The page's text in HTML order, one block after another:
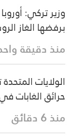
وزير تركي:
برفضها الغاز
منذ دقيقة
حرائق الغابات
منذ 6 دقائق